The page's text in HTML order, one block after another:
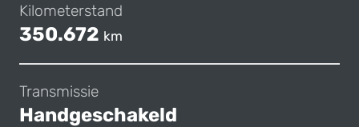
Kilometerstand
350.672 km
Transmissie
Handgeschakeld